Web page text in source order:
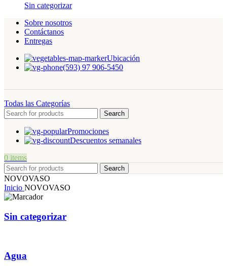
Sin categorizar
Sobre nosotros
Contáctanos
Entregas
Ubicación
(593) 97 906-5450
Todas las Categorías
Search
Promociones
Descuentos semanales
0 items
Search
NOVOVASO
Inicio NOVOVASO
Sin categorizar
Agua